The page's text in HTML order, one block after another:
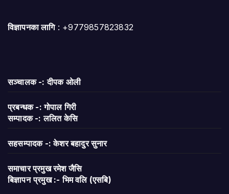
विज्ञापनका लागि: +9779857823832
सञ्चालक -: दीपक ओली
प्रबन्धक -: गोपाल गिरी
सम्पादक -: ललित केसि
सहसम्पादक -: केशर बहादुर सुनार
समाचार प्रमुख रमेश जैसि
बिज्ञापन प्रमुख :- भिम वलि (एसबि)